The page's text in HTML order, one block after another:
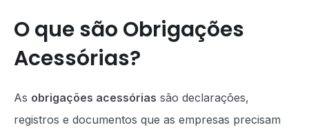
O que são Obrigações
Acessórias?
As obrigações acessórias são declarações,
registros e documentos que as empresas precisam